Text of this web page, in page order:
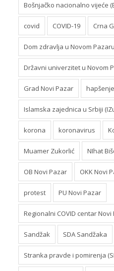
Bošnjačko nacionalno vijeće
covid COVID-19 Crna
Dom zdravlja u Novom Pazaru
Državni univerzitet u Novom
Grad Novi Pazar hapšenje
Islamska zajednica u Srbiji
korona koronavirus
Muamer Zukorlić NIhat
OB Novi Pazar OKK Novi
protest PU Novi Pazar
Regionalni COVID centar Novi
Sandžak SDA Sandžaka
Stranka pravde i pomirenja